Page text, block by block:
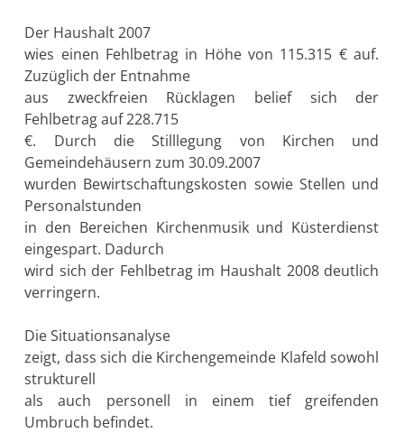
Der Haushalt 2007
wies einen Fehlbetrag in Höhe von 115.315 € auf.
Zuzüglich der Entnahme
aus zweckfreien Rücklagen belief sich der
Fehlbetrag auf 228.715
€. Durch die Stilllegung von Kirchen und
Gemeindehäusern zum 30.09.2007
wurden Bewirtschaftungskosten sowie Stellen und
Personalstunden
in den Bereichen Kirchenmusik und Küsterdienst
eingespart. Dadurch
wird sich der Fehlbetrag im Haushalt 2008 deutlich
verringern.
Die Situationsanalyse
zeigt, dass sich die Kirchengemeinde Klafeld sowohl
strukturell
als auch personell in einem tief greifenden
Umbruch befindet.